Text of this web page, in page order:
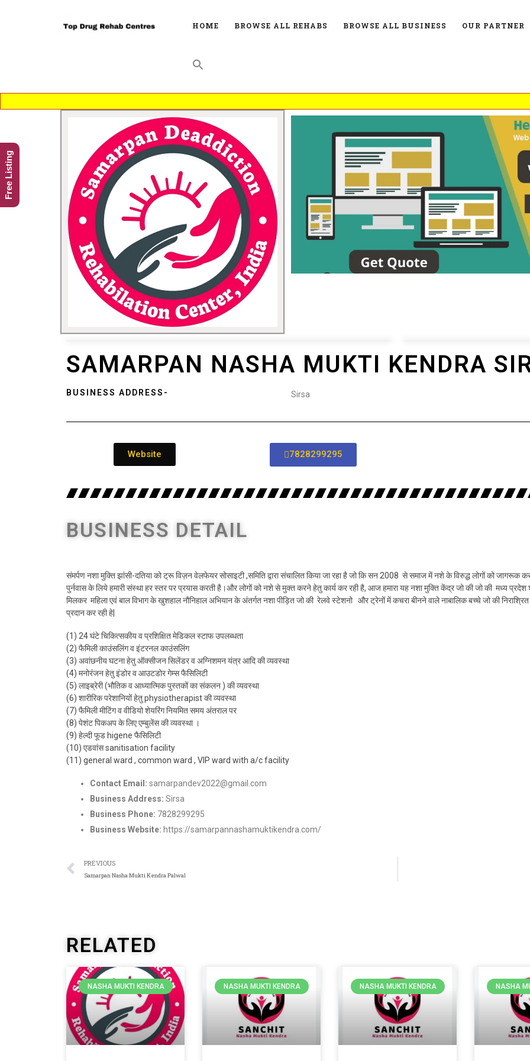
HOME BROWSE ALL REHABS BROWSE ALL BUSINESS OUR PARTNER
SAMARPAN NASHA MUKTI KENDRA
BUSINESS ADDRESS- Sirsa
Website 7828299295
BUSINESS DETAIL
संमर्पण नशा मुक्ति झांसी-दतिया को ट्रू विज़न वेलफेयर सोसाइटी ,समिति द्वारा संचालित किया जा रहा है जो कि सन 2008 से समाज में नशे के विरुद्ध लोगों को जागरूक
पुर्नवास के लिये हमारी संस्था हर स्तर पर प्रयास करती है।और लोगों को नशे से मुक्त करने हेतु कार्य कर रही है, आज हमारा यह नशा मुक्ति केंद्र जो की जो की मध्य
मिलकर महिला एवं बाल विभाग के खुशहाल नौनिहाल अभियान के अंतर्गत नशा पीड़ित जो की रेलवे स्टेशनो और ट्रेनों में कचरा बीनने वाले नाबालिक बच्चे जो की
प्रदान कर रही हे|
(1) 24 घंटे चिकित्सकीय व प्रशिक्षित मेडिकल स्टाफ उपलब्धता
(2) फैमिली काउंसलिंग व इंटरनल काउंसलिंग
(3) अवांछनीय घटना हेतु ऑक्सीजन सिलेंडर व अग्निशमन यंत्र आदि की व्यवस्था
(4) मनोरंजन हेतु इंडोर व आउटडोर गेम्स फैसिलिटी
(5) लाइब्रेरी (भौतिक व आध्यात्मिक पुस्तकों का संकलन ) की व्यवस्था
(6) शारीरिक परेशानियों हेतु physiotherapist की व्यवस्था
(7) फैमिली मीटिंग व वीडियो शेयरिंग नियमित समय अंतराल पर
(8) पेशंट पिकअप के लिए एम्बुलेंस की व्यवस्था ।
(9) हेल्दी फूड higene फैसिलिटी
(10) एडवांस sanitisation facility
(11) general ward , common ward , VIP ward with a/c facility
Contact Email: samarpandev2022@gmail.com
Business Address: Sirsa
Business Phone: 7828299295
Business Website: https://samarpannashamuktikendra.com/
PREVIOUS
Samarpan Nasha Mukti Kendra Palwal
RELATED
NASHA MUKTI KENDRA NASHA MUKTI KENDRA NASHA MUKTI KENDRA NASHA
Free Listing